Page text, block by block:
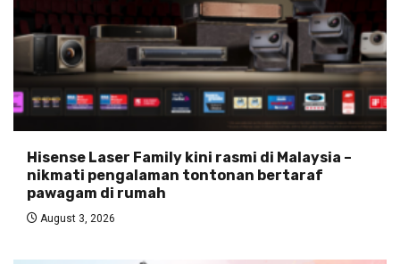
Hisense Laser Family kini rasmi di Malaysia –
nikmati pengalaman tontonan bertaraf
pawagam di rumah
August 3, 2026